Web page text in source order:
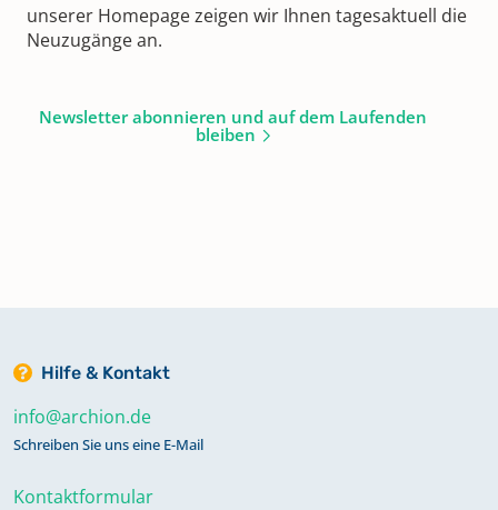
unserer Homepage zeigen wir Ihnen tagesaktuell die
Neuzugänge an.
Newsletter abonnieren und auf dem Laufenden
bleiben
Hilfe & Kontakt
info@archion.de
Schreiben Sie uns eine E-Mail
Kontaktformular